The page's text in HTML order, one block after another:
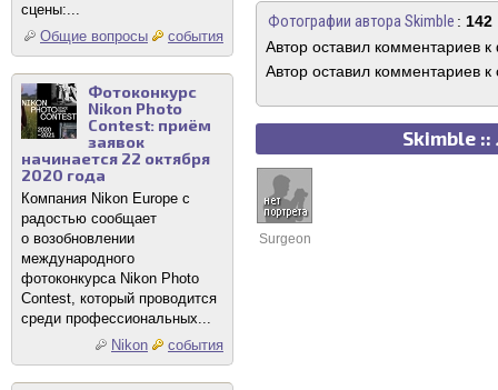
сцены:...
Общие вопросы
события
Фотоконкурс
Nikon Photo
Contest: приём
заявок
начинается 22 октября
2020 года
Компания Nikon Europe с
радостью сообщает
о возобновлении
международного
фотоконкурса Nikon Photo
Contest, который проводится
среди профессиональных...
Nikon
события
Фотографии автора Skimble : 142
Автор оставил комментариев
Автор оставил комментариев к
Skimble
Surgeon